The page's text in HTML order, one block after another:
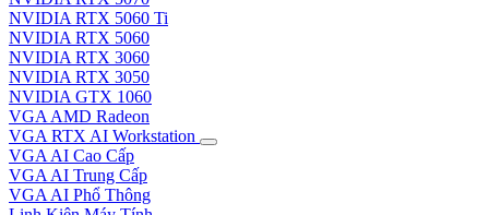
NVIDIA RTX 5060 Ti
NVIDIA RTX 5060
NVIDIA RTX 3060
NVIDIA RTX 3050
NVIDIA GTX 1060
VGA AMD Radeon
VGA RTX AI Workstation
VGA AI Cao Cấp
VGA AI Trung Cấp
VGA AI Phổ Thông